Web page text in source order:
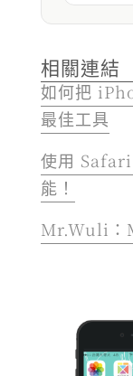
相關連結
如何把
最佳工具
使用 Safari
能！
Mr.Wuli：